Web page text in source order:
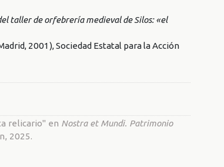
taller de orfebrería medieval de Silos: «el
2001), Sociedad Estatal para la Acción
relicario" en Nostra et Mundi. Patrimonio
2025.